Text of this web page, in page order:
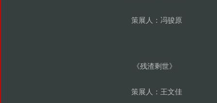
策展人 ： 冯骏原
《残渣剩世》
策展人 ： 王文佳